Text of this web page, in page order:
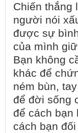
Chiến thắng
người nói
được sự
của mình
Bạn không
khác để
ném bùn,
để đời sống
để cách bạn
cách bạn